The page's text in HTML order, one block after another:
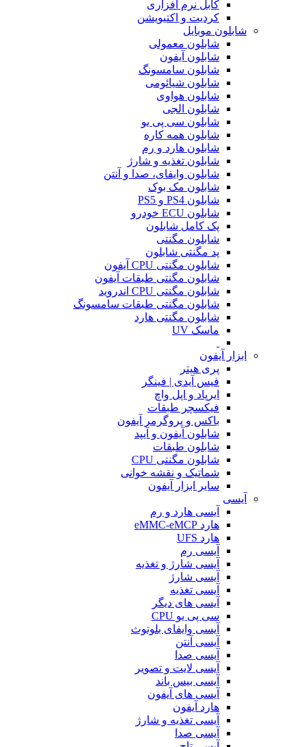
کابل نرم افزاری
کردیت و اکتیویشن
شابلون موبایل
شابلون معمولی
شابلون آیفون
شابلون سامسونگ
شابلون شیائومی
شابلون هواوی
شابلون الجی
شابلون سی پی یو
شابلون همه کاره
شابلون هارد و رم
شابلون تغذیه و شارژ
شابلون وایفای، صدا و آنتن
شابلون مک بوک
شابلون PS4 و PS5
شابلون ECU خودرو
پک کامل شابلون
شابلون مگنتی
پد مگنتی شابلون
شابلون مگنتی CPU آیفون
شابلون مگنتی طبقات آیفون
شابلون مگنتی CPU اندروید
شابلون مگنتی طبقات سامسونگ
شابلون مگنتی هارد
ماسک UV
ابزار آیفون
پری هیتر
فیس آیدی | فینگر
ایرپاد و اپل واچ
فیکسچر طبقات
باکس و پروگرمر آیفون
شابلون آیفون و آیپد
شابلون طبقات
شابلون مگنتی CPU
شماتیک و نقشه خوانی
سایر ابزار آیفون
آیسی
آیسی هارد و رم
هارد eMMC-eMCP
هارد UFS
آیسی رم
آیسی شارژ و تغذیه
آیسی شارژ
آیسی تغذیه
آیسی های دیگر
سی پی یو CPU
آیسی وایفای بلوتوث
آیسی آنتن
آیسی صدا
آیسی لایت و تصویر
آیسی بیس باند
آیسی های آیفون
هارد آیفون
آیسی تغذیه و شارژ
آیسی صدا